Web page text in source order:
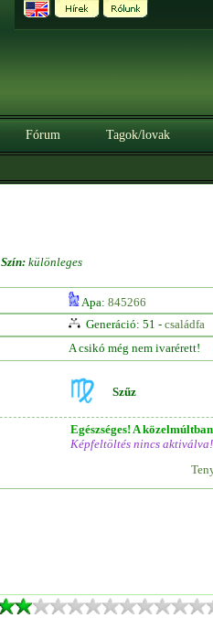
Fórum Tagok/lovak
Szín: különleges
Apa: 845266
Generáció: 51 - családfa
A csikó még nem ivarérett!
Szűz
Egészséges! A
Képfeltöltés nincs aktiválva!